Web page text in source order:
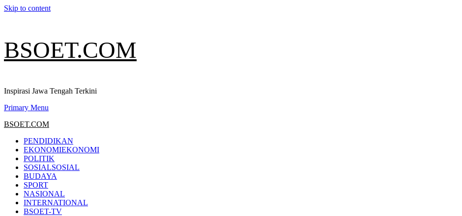
Skip to content
BSOET.COM
Inspirasi Jawa Tengah Terkini
Primary Menu
BSOET.COM
PENDIDIKAN
EKONOMIEKONOMI
POLITIK
SOSIALSOSIAL
BUDAYA
SPORT
NASIONAL
INTERNATIONAL
BSOET-TV